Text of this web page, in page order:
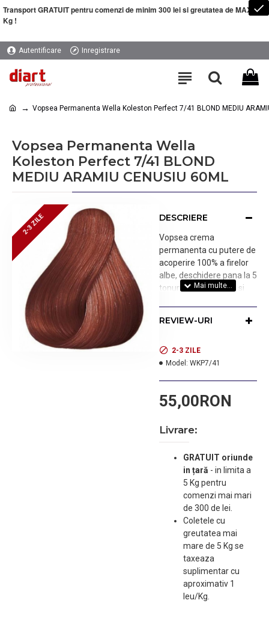
Transport GRATUIT pentru comenzi de minim 300 lei si greutatea de MAXIM 5
Kg !
Autentificare Inregistrare
Vopsea Permanenta Wella Koleston Perfect 7/41 BLOND MEDIU
Vopsea Permanenta Wella
Koleston Perfect 7/41 BLOND
MEDIU ARAMIU CENUSIU 60ML
2-3 ZILE
2-3 ZILE DESCRIERE
Vopsea crema
permanenta cu putere de
acoperire 100% a firelor
albe, deschidere pana la 5
tonuri. Culori intense si
profesional. Nuanta:
CENUSIU 7/41
REVIEW-URI
55,00RON
2-3 ZILE
Model: WKP7/41
Livrare:
GRATUIT oriunde
in țară - in limita a
5 Kg pentru
comenzi mai mari
de 300 de lei.
Coletele cu
greutatea mai
mare de 5 Kg se
taxeaza
suplimentar cu
aproximativ 1
leu/Kg.